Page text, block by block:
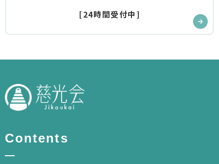
[24時間受付中]
Contents